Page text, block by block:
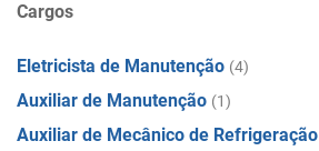
Cargos
Eletricista de Manutenção (4)
Auxiliar de Manutenção (1)
Auxiliar de Mecânico de Refrigeração